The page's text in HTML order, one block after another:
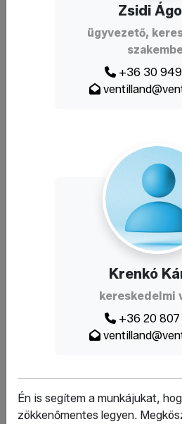
ügyvezető,
szakember
+36 30
kereskedelmi
Zsidi
ügyvezető,
+36 30 949
Krenkó
kereskedelmi
+36 20 807
Én is segítem a munkájukat,
zökkenőmentes legyen.